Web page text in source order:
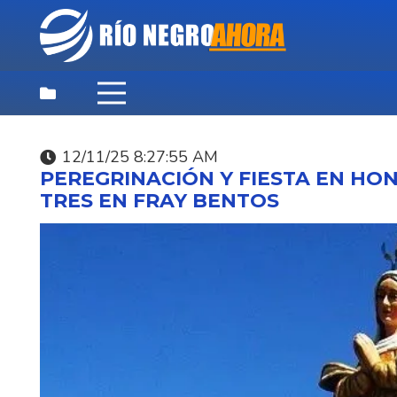
12/11/25 8:27:55 AM
PEREGRINACIÓN Y FIESTA EN
TRES EN FRAY BENTOS
DEPORTES, DESTACADAS,NOTICIAS
PRINCIPALES
SELECCIÓN
PÁDEL HOY EN
EXHIBICIÓN EN